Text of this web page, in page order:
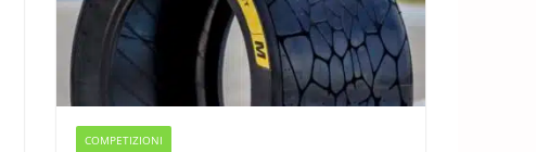
COMPETIZIONI